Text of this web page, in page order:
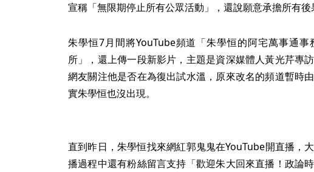
宣稱「無限期停止所有公眾活動」，還說願意承擔所有後
朱學恒7月間將YouTube頻道「朱學恒的阿宅萬事通
所」，還上傳一段新影片，主題是資深媒體人黃光芹專
網友關注他是否在為復出試水溫，原來改名的頻道暫時
實朱學恒也沒出現。
直到昨日，朱學恒找來網紅郭鬼鬼在YouTube開直播，
播過程中還有粉絲留言支持「歡迎朱大回來直播！政論